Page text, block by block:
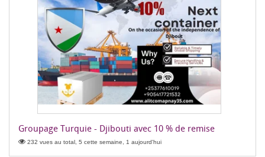
Groupage Turquie - Djibouti avec 10 % de remise
232 vues au total, 5 cette semaine, 1 aujourd'hui